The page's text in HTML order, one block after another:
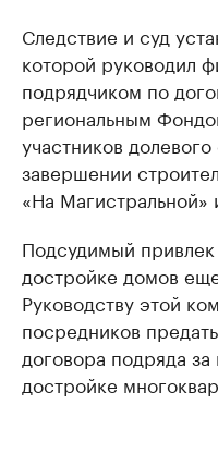
Следствие и суд
которой руководил
подрядчиком по
региональным
участников
завершении
«На Магистральной»
Подсудимый
достройке домов
Руководству этой
посредников
договора подряда за
достройке